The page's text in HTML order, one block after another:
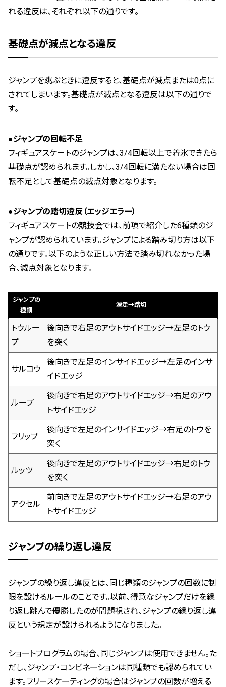
れる違反は、それぞれ以下の通りです。
基礎点が減点となる違反
ジャンプを跳ぶときに違反すると、基礎点が減点または0点に
されてしまいます。基礎点が減点となる違反は以下の通りで
す。
●ジャンプの回転不足
フィギュアスケートのジャンプは、3/4回転以上で着氷できたら
基礎点が認められます。しかし、3/4回転に満たない場合は回
転不足として基礎点の減点対象となります。
●ジャンプの踏切違反（エッジエラー）
フィギュアスケートの競技会では、前項で紹介した6種類のジ
ャンプが認められています。ジャンプによる踏み切り方は以下
の通りです。以下のような正しい方法で踏み切れなかった場
合、減点対象となります。
ジャンプの
種類
滑走→踏切
トウルー
プ
後向きで右足のアウトサイドエッジ→左足のトウ
を突く
サルコウ
後向きで左足のインサイドエッジ→左足のインサ
イドエッジ
ループ
後向きで右足のアウトサイドエッジ→右足のアウ
トサイドエッジ
フリップ
後向きで左足のインサイドエッジ→右足のトウを
突く
ルッツ
後向きで左足のアウトサイドエッジ→右足のトウ
を突く
アクセル
前向きで左足のアウトサイドエッジ→右足のアウ
トサイドエッジ
ジャンプの繰り返し違反
ジャンプの繰り返し違反とは、同じ種類のジャンプの回数に制
限を設けるルールのことです。以前、得意なジャンプだけを繰
り返し跳んで優勝したのが問題視され、ジャンプの繰り返し違
反という規定が設けられるようになりました。
ショートプログラムの場合、同じジャンプは使用できません。た
だし、ジャンプ・コンビネーションは同種類でも認められてい
ます。フリースケーティングの場合はジャンプの回数が増える